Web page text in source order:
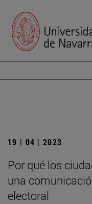
19 | 04 | 2023
Por qué los
una
electoral